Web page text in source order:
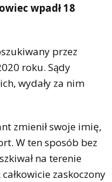
wpadł 18
przez
roku. Sądy
wydały za nim
zmienił swoje imię,
W ten sposób bez
na terenie
zaskoczony